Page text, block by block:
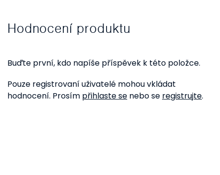
Hodnocení produktu
Buďte první, kdo napíše příspěvek k této položce.
Pouze registrovaní uživatelé mohou vkládat
hodnocení. Prosím přihlaste se nebo se registrujte.